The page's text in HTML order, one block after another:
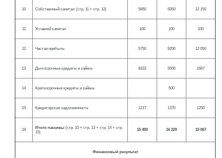
10 Собственный капитал (стр. 11 + стр. 12) 5850 9350 12 150
11 Уставной капитал 100 100 100
12 Чистая прибыль 5750 9250 12 050
13 Долгосрочные кредиты и займы 8333 5000 1667
14 Краткосрочные кредиты и займы 500
15 Кредиторская задолженность 1217 1370 1250
16 Итого пассивы (стр. 10 + стр. 13 + стр. 14 + стр.
15)
15 400 16 220 15 067
Финансовый результат